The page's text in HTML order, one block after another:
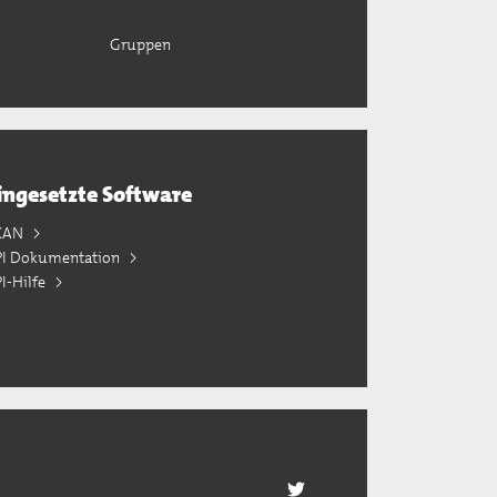
Gruppen
Software
Dokumentation
Hilfe